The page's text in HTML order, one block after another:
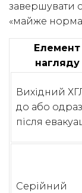
завершувати
«майже
Елемент
нагляду
Вихідний
до або
після
Серійний